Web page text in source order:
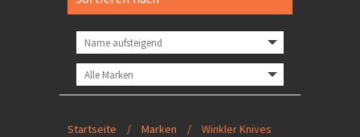
Startseite / Marken / Winkler Knives